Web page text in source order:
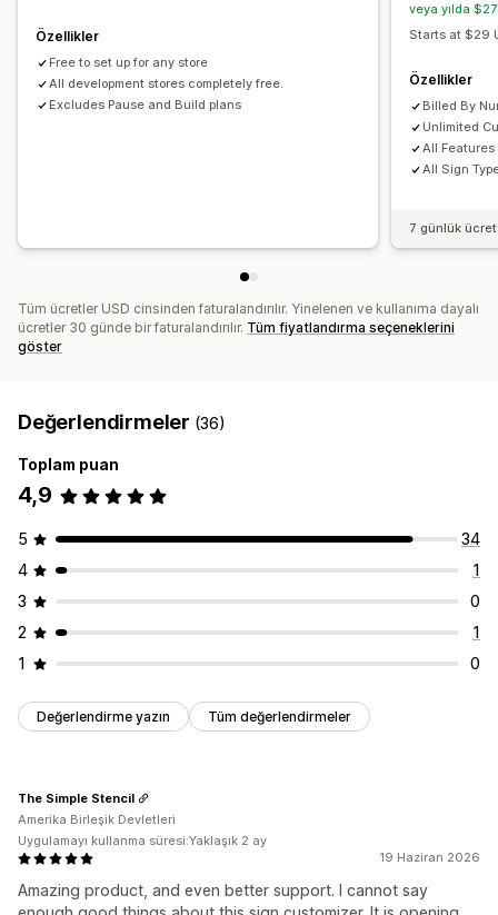
Özellikler
Free to set up for any store
All development stores completely free.
Excludes Pause and Build plans
veya yılda
Starts at $29
Özellikler
Billed By
Unlimited
All
All Sign
7 günlük
Tüm ücretler USD cinsinden faturalandırılır. Yinelenen ve kullanıma dayalı
ücretler 30 günde bir faturalandırılır. Tüm fiyatlandırma seçeneklerini
göster
Değerlendirmeler (36)
Toplam puan
4,9
5
34
4
1
3
0
2
1
1
0
Değerlendirme yazın Tüm değerlendirmeler
19 Haziran 2026
Amazing product, and even better support. I cannot say
The Simple Stencil
Amerika Birleşik Devletleri
Uygulamayı kullanma süresi:Yaklaşık 2 ay